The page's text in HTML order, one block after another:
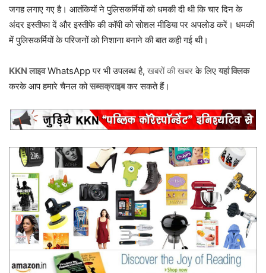
जगह लगाए गए है। आतंकियों ने पुलिसकर्मियों को धमकी दी थी कि चार दिन के
अंदर इस्तीफा दें और इस्तीफे की कॉपी को सोशल मीडिया पर अपलोड करें। धमकी
में पुलिसकर्मियों के परिजनों को निशाना बनाने की बात कही गई थी।
KKN लाइवWhatsApp पर भी उपलब्ध है, खबरों की खबरके लिए यहां क्लिक
करके आप हमारे चैनल कोसब्सक्राइबकर सकते हैं।